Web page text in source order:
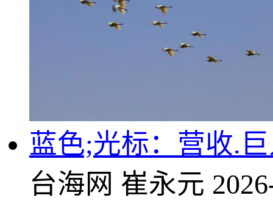
蓝色;光标：营收.
台海网 崔永元